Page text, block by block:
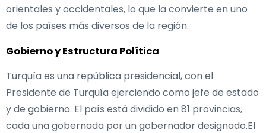
orientales y occidentales, lo que la convierte en uno
de los países más diversos de la región.
Gobierno y Estructura Política
Turquía es una república presidencial, con el
Presidente de Turquía ejerciendo como jefe de estado
y de gobierno. El país está dividido en 81 provincias,
cada una gobernada por un gobernador designado.El